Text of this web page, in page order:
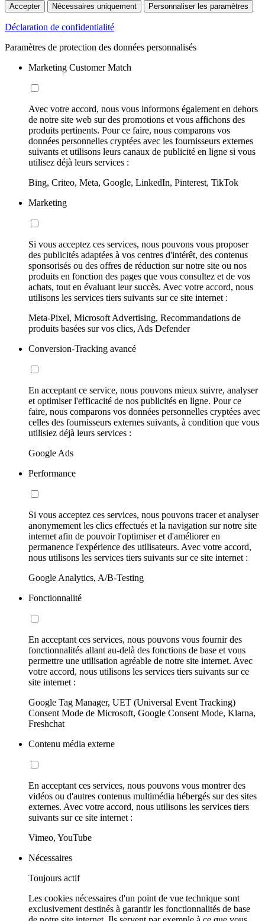
Accepter Nécessaires uniquement Personnaliser les paramètres
Déclaration de confidentialité
Paramètres de protection des données personnalisés
Marketing Customer Match
Avec votre accord, nous vous informons également en dehors
de notre site web sur des promotions et vous affichons des
produits pertinents. Pour ce faire, nous comparons vos
données personnelles cryptées avec les fournisseurs externes
suivants et utilisons leurs canaux de publicité en ligne si vous
utilisez déjà leurs services :
Bing, Criteo, Meta, Google, LinkedIn, Pinterest, TikTok
Marketing
Si vous acceptez ces services, nous pouvons vous proposer
des publicités adaptées à vos centres d'intérêt, des contenus
sponsorisés ou des offres de réduction sur notre site ou nos
produits en fonction des pages que vous consultez et de vos
achats, tout en évaluant leur succès. Avec votre accord, nous
utilisons les services tiers suivants sur ce site internet :
Meta-Pixel, Microsoft Advertising, Recommandations de
produits basées sur vos clics, Ads Defender
Conversion-Tracking avancé
En acceptant ce service, nous pouvons mieux suivre, analyser
et optimiser l'efficacité de nos publicités en ligne. Pour ce
faire, nous comparons vos données personnelles cryptées avec
celles des fournisseurs externes suivants, à condition que vous
utilisiez déjà leurs services :
Google Ads
Performance
Si vous acceptez ces services, nous pouvons tracer et analyser
anonymement les clics effectués et la navigation sur notre site
internet afin de pouvoir l'optimiser et d'améliorer en
permanence l'expérience des utilisateurs. Avec votre accord,
nous utilisons les services tiers suivants sur ce site internet :
Google Analytics, A/B-Testing
Fonctionnalité
En acceptant ces services, nous pouvons vous fournir des
fonctionnalités allant au-delà des fonctions de base et vous
permettre une utilisation agréable de notre site internet. Avec
votre accord, nous utilisons les services tiers suivants sur ce
site internet :
Google Tag Manager, UET (Universal Event Tracking)
Consent Mode de Microsoft, Google Consent Mode, Klarna,
Freshchat
Contenu média externe
En acceptant ces services, nous pouvons vous montrer des
vidéos ou d'autres contenus multimédia hébergés sur des sites
externes. Avec votre accord, nous utilisons les services tiers
suivants sur ce site internet :
Vimeo, YouTube
Nécessaires
Toujours actif
Les cookies nécessaires d'un point de vue technique sont
exclusivement destinés à garantir les fonctionnalités de base